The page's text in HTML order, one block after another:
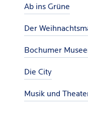
Ab ins Grüne
Der
Bochumer
Die City
Musik und